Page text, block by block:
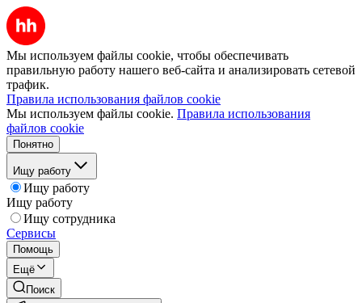
Мы используем файлы cookie, чтобы обеспечивать
правильную работу нашего веб-сайта и анализировать сетевой
трафик.
Правила использования файлов cookie
Мы используем файлы cookie. Правила использования
файлов cookie
Понятно
Ищу работу
Ищу работу
Ищу работу
Ищу сотрудника
Сервисы
Помощь
Ещё
Поиск